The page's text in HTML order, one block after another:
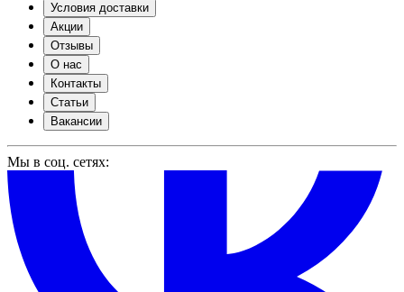
Условия доставки
Акции
Отзывы
О нас
Контакты
Статьи
Вакансии
Мы в соц. сетях: